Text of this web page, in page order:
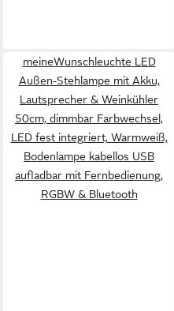
meineWunschleuchte LED
Außen-Stehlampe mit Akku,
Lautsprecher & Weinkühler
50cm, dimmbar Farbwechsel,
LED fest integriert, Warmweiß,
Bodenlampe kabellos USB
aufladbar mit Fernbedienung,
RGBW & Bluetooth